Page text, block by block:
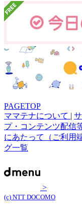
PAGETOP
ママテナについて |
プ・コンテンツ配信
にあたって（ご利用
グ一覧
>
(c) NTT DOCOMO